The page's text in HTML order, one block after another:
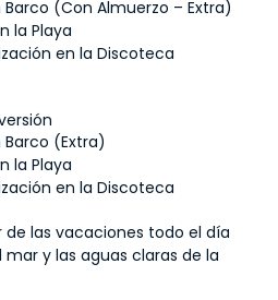
Barco (Con Almuerzo – Extra)
la Playa
en la Discoteca
Barco (Extra)
la Playa
en la Discoteca
las vacaciones todo el día
y las aguas claras de la